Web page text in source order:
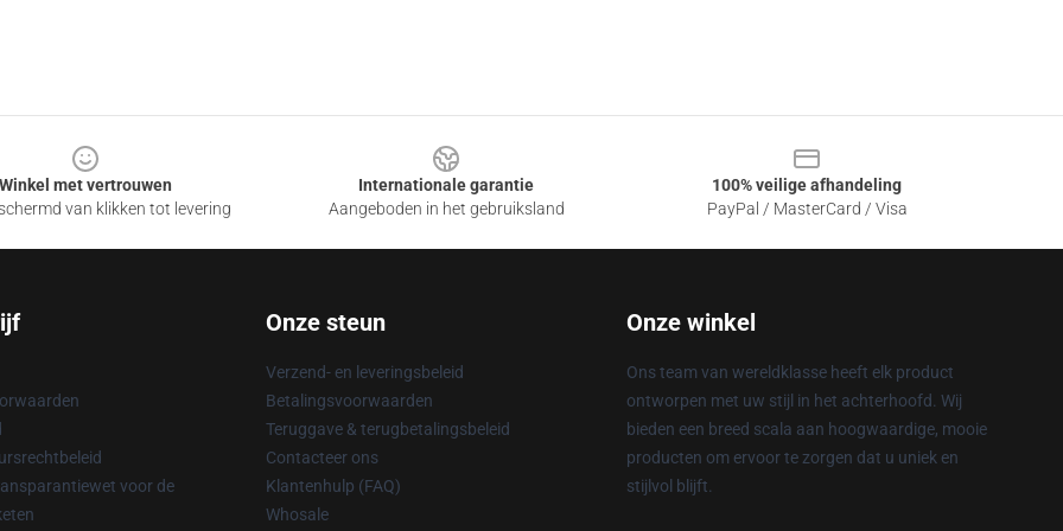
Winkel met vertrouwen
van klikken tot levering
Internationale garantie
Aangeboden in het gebruiksland
100% veilige afhandeling
PayPal / MasterCard / Visa
voor de
Onze steun
Verzend- en leveringsbeleid
Betalingsvoorwaarden
Teruggave & terugbetalingsbeleid
Contacteer ons
Klantenhulp (FAQ)
Whosale
Onze winkel
Ons team van wereldklasse heeft elk product
ontworpen met uw stijl in het achterhoofd. Wij
bieden een breed scala aan hoogwaardige, mooie
producten om ervoor te zorgen dat u uniek en
stijlvol blijft.